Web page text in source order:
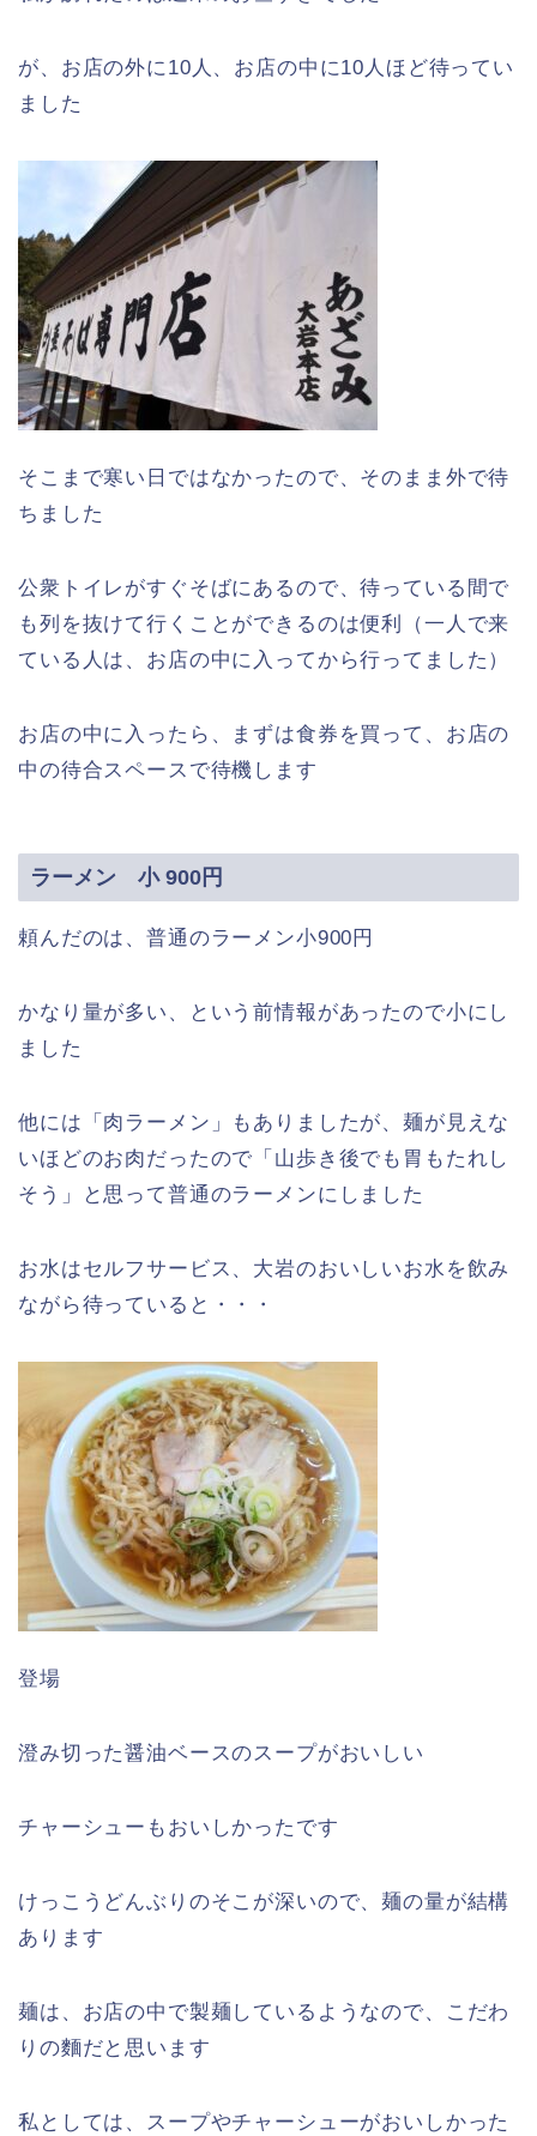
が、お店の外に10人、お店の中に10人ほど待ってい
ました
そこまで寒い日ではなかったので、そのまま外で待
ちました
公衆トイレがすぐそばにあるので、待っている間で
も列を抜けて行くことができるのは便利（一人で来
ている人は、お店の中に入ってから行ってました）
お店の中に入ったら、まずは食券を買って、お店の
中の待合スペースで待機します
ラーメン 小 900円
頼んだのは、普通のラーメン小900円
かなり量が多い、という前情報があったので小にし
ました
他には「肉ラーメン」もありましたが、麺が見えな
いほどのお肉だったので「山歩き後でも胃もたれし
そう」と思って普通のラーメンにしました
お水はセルフサービス、大岩のおいしいお水を飲み
ながら待っていると・・・
登場
澄み切った醤油ベースのスープがおいしい
チャーシューもおいしかったです
けっこうどんぶりのそこが深いので、麺の量が結構
あります
麺は、お店の中で製麺しているようなので、こだわ
りの麵だと思います
私としては、スープやチャーシューがおいしかった